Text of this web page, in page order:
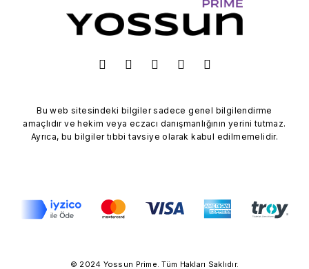
Bu web sitesindeki bilgiler sadece genel bilgilendirme
amaçlıdır ve hekim veya eczacı danışmanlığının yerini tutmaz.
Ayrıca, bu bilgiler tıbbi tavsiye olarak kabul edilmemelidir.
© 2024 Yossun Prime. Tüm Hakları Saklıdır.